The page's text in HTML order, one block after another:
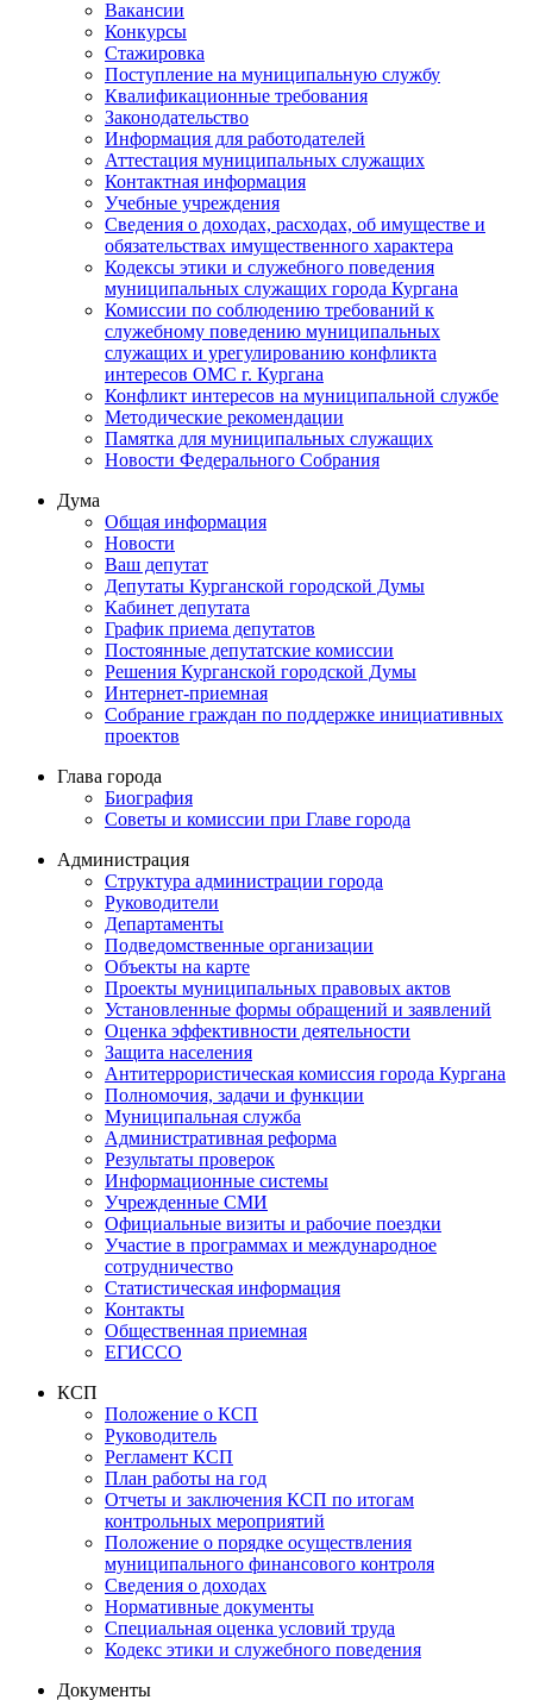
Вакансии
Конкурсы
Стажировка
Поступление на муниципальную службу
Квалификационные требования
Законодательство
Информация для работодателей
Аттестация муниципальных служащих
Контактная информация
Учебные учреждения
Сведения о доходах, расходах, об имуществе и
обязательствах имущественного характера
Кодексы этики и служебного поведения
муниципальных служащих города Кургана
Комиссии по соблюдению требований к
служебному поведению муниципальных
служащих и урегулированию конфликта
интересов ОМС г. Кургана
Конфликт интересов на муниципальной службе
Методические рекомендации
Памятка для муниципальных служащих
Новости Федерального Cобрания
Дума
Общая информация
Новости
Ваш депутат
Депутаты Курганской городской Думы
Кабинет депутата
График приема депутатов
Постоянные депутатские комиссии
Решения Курганской городской Думы
Интернет-приемная
Собрание граждан по поддержке инициативных
проектов
Глава города
Биография
Советы и комиссии при Главе города
Администрация
Структура администрации города
Руководители
Департаменты
Подведомственные организации
Объекты на карте
Проекты муниципальных правовых актов
Установленные формы обращений и заявлений
Оценка эффективности деятельности
Защита населения
Антитеррористическая комиссия города Кургана
Полномочия, задачи и функции
Муниципальная служба
Административная реформа
Результаты проверок
Информационные системы
Учрежденные СМИ
Официальные визиты и рабочие поездки
Участие в программах и международное
сотрудничество
Статистическая информация
Контакты
Общественная приемная
ЕГИССО
КСП
Положение о КСП
Руководитель
Регламент КСП
План работы на год
Отчеты и заключения КСП по итогам
контрольных мероприятий
Положение о порядке осуществления
муниципального финансового контроля
Сведения о доходах
Нормативные документы
Специальная оценка условий труда
Кодекс этики и служебного поведения
Документы